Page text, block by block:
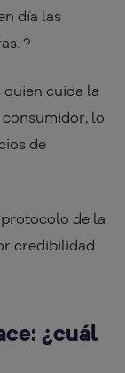
día las
?
cuida la
lo
de
de la
credibilidad
¿cuál